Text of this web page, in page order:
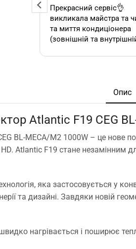
Прекрасний сервіс👌
викликала майстра та
та миття кондиціонера
(зовнішній та
замовляла у цієї фірми 2
кондиціонера.
вибором їх, так і
безпосереднім їх
монтуванням.
Буду неодмінно
Опис
Atlantic F19 CEG
BL-MECA/M2 1000W – це нове
HD. Atlantic F19 стане
яка застосовується у
та дизайні. Завдяки новій
нагрівається і поширює